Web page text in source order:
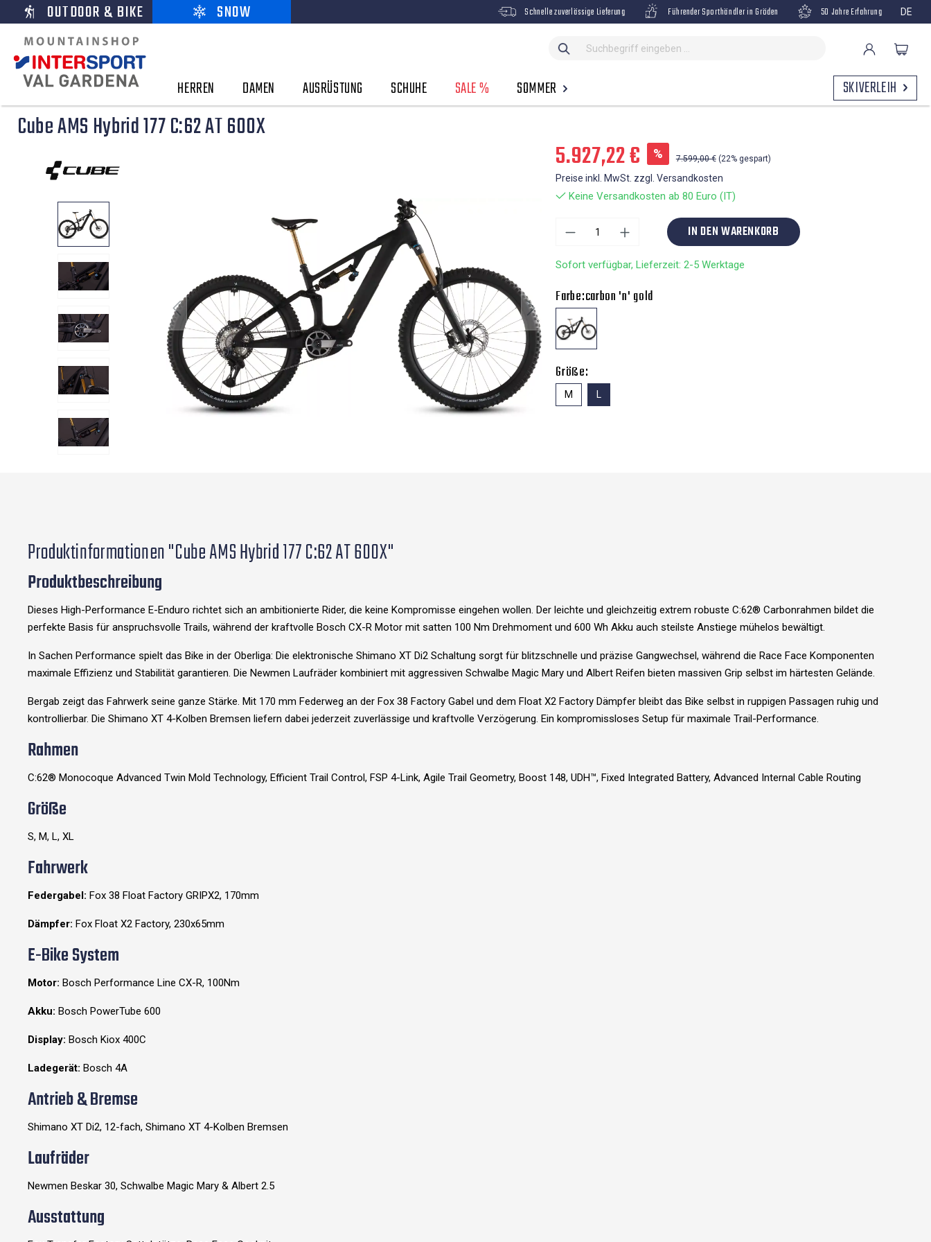
OUTDOOR & BIKE SNOW Schnelle zuverlässige Lieferung Führender Sporthändler in Gröden 50 Jahre Erfahrung DE
HERREN DAMEN AUSRÜSTUNG SCHUHE SALE % SOMMER SKIVERLEIH
Cube AMS Hybrid 177 C:62 AT 600X
5.927,22 € % 7.599,00 € (22% gespart)
Preise inkl. MwSt. zzgl. Versandkosten
Keine Versandkosten ab 80 Euro (IT)
IN DEN WARENKORB
Sofort verfügbar, Lieferzeit: 2-5 Werktage
Farbe:carbon 'n' gold
Größe:
M L
Produktinformationen "Cube AMS Hybrid 177 C:62 AT 600X"
Produktbeschreibung
Dieses High-Performance E-Enduro richtet sich an ambitionierte Rider, die keine Kompromisse eingehen wollen. Der leichte und gleichzeitig extrem robuste C:62® Carbonrahmen bildet die
perfekte Basis für anspruchsvolle Trails, während der kraftvolle Bosch CX-R Motor mit satten 100 Nm Drehmoment und 600 Wh Akku auch steilste Anstiege mühelos bewältigt.
In Sachen Performance spielt das Bike in der Oberliga: Die elektronische Shimano XT Di2 Schaltung sorgt für blitzschnelle und präzise Gangwechsel, während die Race Face Komponenten
maximale Effizienz und Stabilität garantieren. Die Newmen Laufräder kombiniert mit aggressiven Schwalbe Magic Mary und Albert Reifen bieten massiven Grip selbst im härtesten Gelände.
Bergab zeigt das Fahrwerk seine ganze Stärke. Mit 170 mm Federweg an der Fox 38 Factory Gabel und dem Float X2 Factory Dämpfer bleibt das Bike selbst in ruppigen Passagen ruhig und
kontrollierbar. Die Shimano XT 4-Kolben Bremsen liefern dabei jederzeit zuverlässige und kraftvolle Verzögerung. Ein kompromissloses Setup für maximale Trail-Performance.
Rahmen
C:62® Monocoque Advanced Twin Mold Technology, Efficient Trail Control, FSP 4-Link, Agile Trail Geometry, Boost 148, UDH™, Fixed Integrated Battery, Advanced Internal Cable Routing
Größe
S, M, L, XL
Fahrwerk
Federgabel: Fox 38 Float Factory GRIPX2, 170mm
Dämpfer: Fox Float X2 Factory, 230x65mm
E-Bike System
Motor: Bosch Performance Line CX-R, 100Nm
Akku: Bosch PowerTube 600
Display: Bosch Kiox 400C
Ladegerät: Bosch 4A
Antrieb & Bremse
Shimano XT Di2, 12-fach, Shimano XT 4-Kolben Bremsen
Laufräder
Newmen Beskar 30, Schwalbe Magic Mary & Albert 2.5
Ausstattung